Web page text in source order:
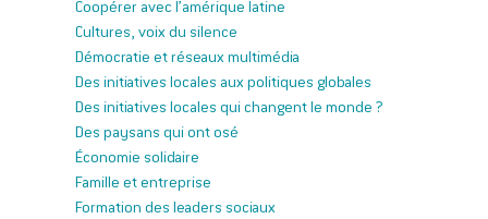
Coopérer avec l’amérique latine
Cultures, voix du silence
Démocratie et réseaux multimédia
Des initiatives locales aux politiques globales
Des initiatives locales qui changent le monde ?
Des paysans qui ont osé
Économie solidaire
Famille et entreprise
Formation des leaders sociaux